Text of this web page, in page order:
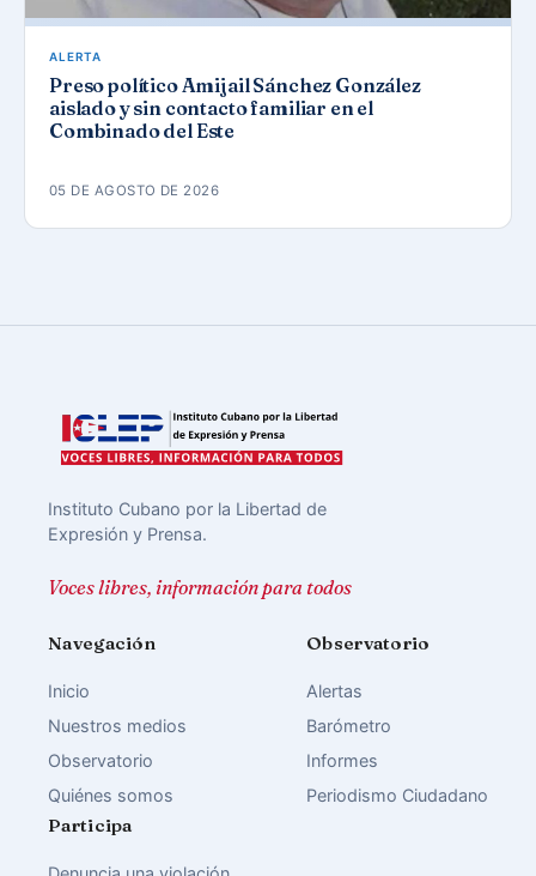
ALERTA
Preso político Amijail Sánchez González
aislado y sin contacto familiar en el
Combinado del Este
05 DE AGOSTO DE 2026
Instituto Cubano por la Libertad de
Expresión y Prensa.
Voces libres, información para todos
Navegación
Inicio
Nuestros medios
Observatorio
Quiénes somos
Observatorio
Alertas
Barómetro
Informes
Periodismo Ciudadano
Participa